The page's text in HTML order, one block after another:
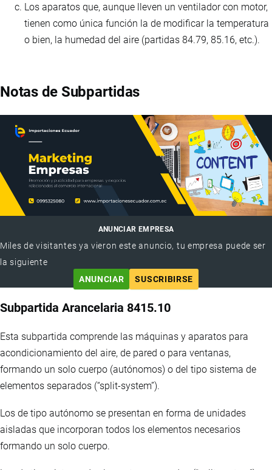
Los aparatos que, aunque lleven un ventilador con motor,
tienen como única función la de modificar la temperatura
o bien, la humedad del aire (partidas 84.79, 85.16, etc.).
Notas de Subpartidas
ANUNCIAR EMPRESA
Miles de visitantes ya vieron este anuncio, tu empresa puede ser
la siguiente
ANUNCIAR
SUSCRIBIRSE
Subpartida Arancelaria 8415.10
Esta subpartida comprende las máquinas y aparatos para
acondicionamiento del aire, de pared o para ventanas,
formando un solo cuerpo (autónomos) o del tipo sistema de
elementos separados (“split-system”).
Los de tipo autónomo se presentan en forma de unidades
aisladas que incorporan todos los elementos necesarios
formando un solo cuerpo.